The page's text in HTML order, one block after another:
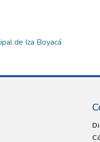
de Iza Boyacá